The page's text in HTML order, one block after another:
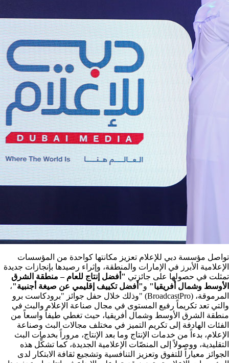
تواصل مؤسسة دبي للإعلام تعزيز مكانتها كواحدة من المؤسسات
الإعلامية الأبرز في الإمارات والمنطقة، وإثراء رصيدها بإنجازات جديدة
تمثلت في حصولها على جائزتي "أفضل إنتاج للعام – منطقة الشرق
الأوسط وشمال أفريقيا" و"أفضل تكييف إقليمي عن صيغة أجنبية"،
وذلك خلال حفل جوائز "برودكاست برو" (BroadcastPro) المرموقة،
والتي تعد تكريماً رفيع المستوى في مجال صناعة الإعلام والبث في
منطقة الشرق الأوسط وشمال أفريقيا، حيث تغطي طيفاً واسعاً من
الفئات الهادفة إلى تكريم التميز في مختلف مجالات البث وصناعة
الإعلام، بدءاً من خدمات الإنتاج وما بعد الإنتاج، مروراً بخدمات البث
التقليدية، ووصولاً إلى المنصّات الإعلامية الجديدة، كما تشكِّل هذه
الجوائز معياراً للتفوق وتعزيز التنافسية وتشجيع ثقافة الابتكار لدى